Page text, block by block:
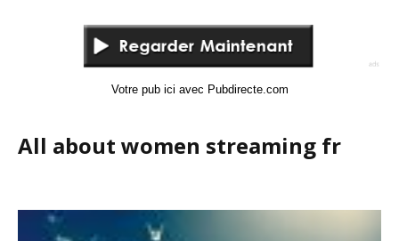
Votre pub ici avec Pubdirecte.com
All about women streaming fr